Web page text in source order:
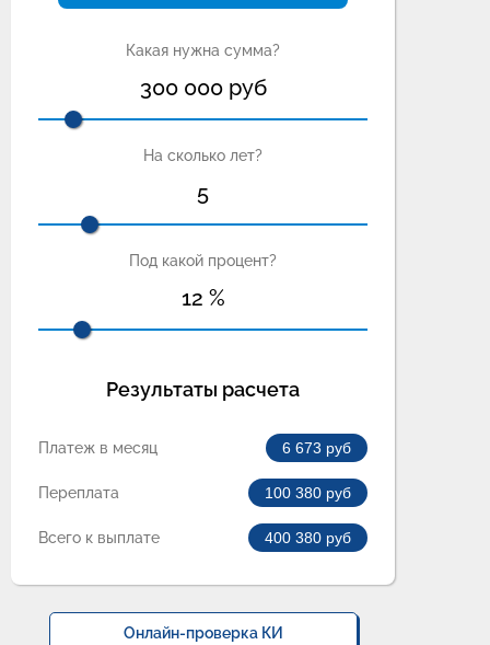
Какая нужна сумма?
300 000руб
На сколько лет?
5
Под какой процент?
12 %
Результаты расчета
Платеж в месяц 6 673 руб
Переплата 100 380 руб
Всего к выплате 400 380 руб
Онлайн-проверка КИ